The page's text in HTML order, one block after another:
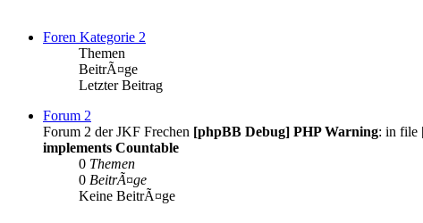
Foren Kategorie 2
Themen
BeitrÃ¤ge
Letzter Beitrag
Forum 2
Forum 2 der JKF Frechen [phpBB Debug] PHP Warning: in file
implements Countable
0 Themen
0 BeitrÃ¤ge
Keine BeitrÃ¤ge